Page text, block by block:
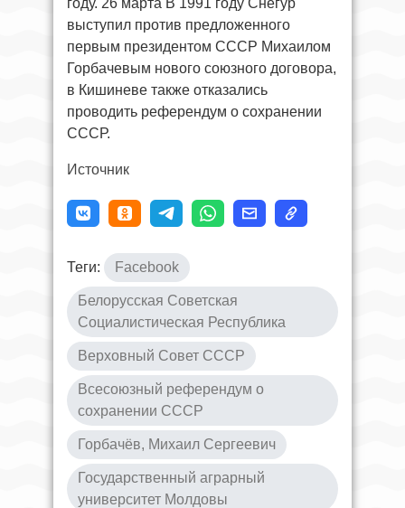
выступил против предложенного
первым президентом СССР Михаилом
Горбачевым нового союзного договора,
в Кишиневе также отказались
проводить референдум о сохранении
СССР.
Источник
Теги: Facebook
Белорусская Советская
Социалистическая Республика
Верховный Совет СССР
Всесоюзный референдум о
сохранении СССР
Горбачёв, Михаил Сергеевич
Государственный аграрный
университет Молдовы